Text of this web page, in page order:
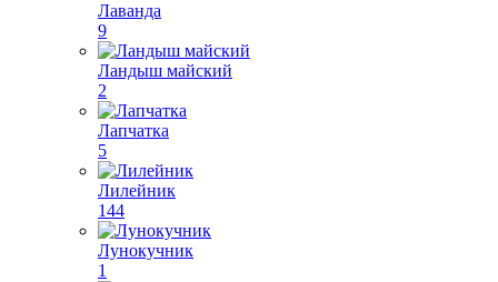
Лаванда
9
Ландыш майский
2
Лапчатка
5
Лилейник
144
Лунокучник
1